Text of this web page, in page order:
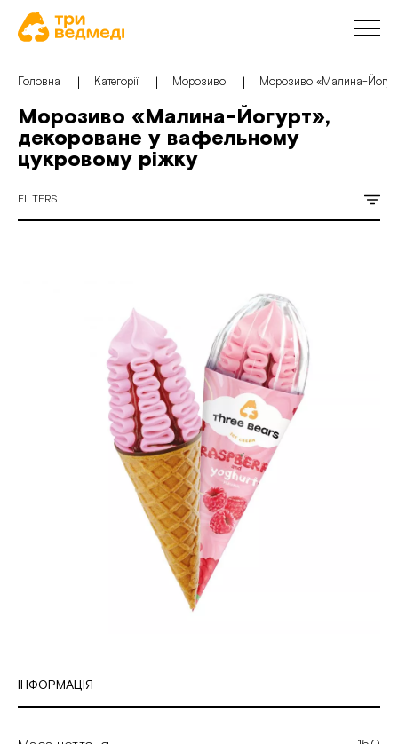
Головна Категорії Морозиво Морозиво «Малина-
Морозиво «Малина-Йогурт»,
декороване у вафельному
цукровому ріжку
FILTERS
ІНФОРМАЦІЯ